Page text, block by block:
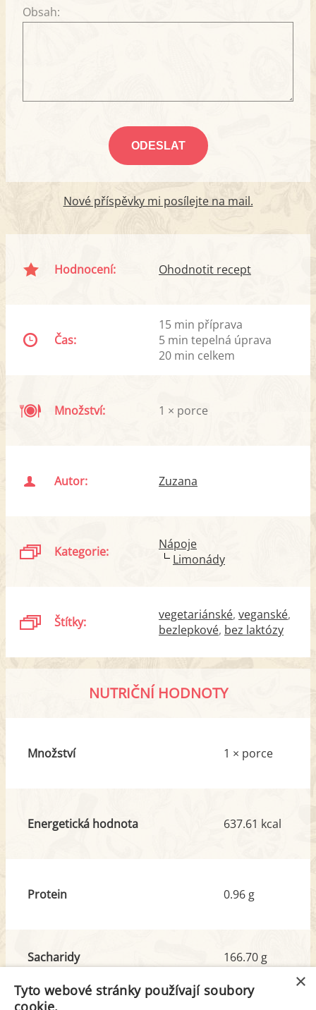
Obsah:
Nové příspěvky mi posílejte na mail.
Hodnocení: Ohodnotit recept
Čas:
15 min příprava
5 min tepelná úprava
20 min celkem
Množství: 1 × porce
Autor: Zuzana
Kategorie:
Nápoje
Limonády
Štítky: vegetariánské veganské
bezlepkové bez laktózy
NUTRIČNÍ HODNOTY
Množství 1 × porce
Energetická hodnota 637.61 kcal
Protein 0.96 g
Sacharidy
166.70 g
×
Tyto webové stránky používají soubory
cookie.